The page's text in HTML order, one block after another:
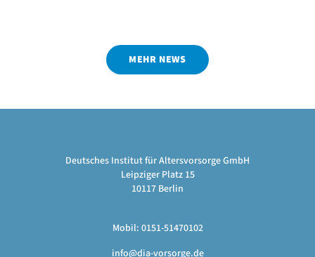
MEHR NEWS
Deutsches Institut für Altersvorsorge GmbH
Leipziger Platz 15
10117 Berlin
Mobil: 0151-51470102
info@dia-vorsorge.de